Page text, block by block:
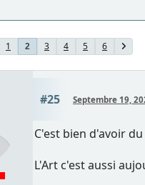
1 2 3 4 5 6
#25 Septembre 19,
C'est bien d'avoir
L'Art c'est aussi